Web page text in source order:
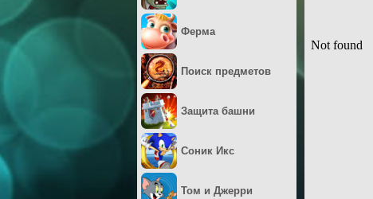
Ферма
Поиск предметов
Защита башни
Соник Икс
Том и Джерри